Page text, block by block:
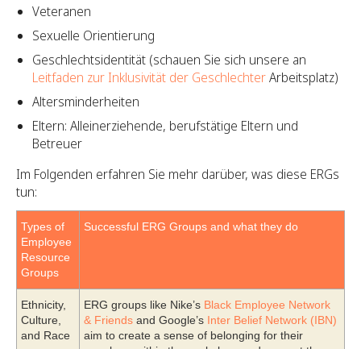
Veteranen
Sexuelle Orientierung
Geschlechtsidentität (schauen Sie sich unsere an
Leitfaden zur Inklusivität der GeschlechterArbeitsplatz)
Altersminderheiten
Eltern: Alleinerziehende, berufstätige Eltern und
Betreuer
Im Folgenden erfahren Sie mehr darüber, was diese ERGs
tun:
Types of
Employee
Resource
Groups
Successful ERG Groups and what they do
Ethnicity,
Culture,
and Race
ERG groups like Nike’s Black Employee Network
& Friends and Google’s Inter Belief Network (IBN)
aim to create a sense of belonging for their